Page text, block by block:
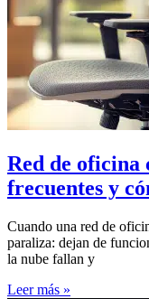
Red de oficina
frecuentes y
Cuando una red de
paraliza: dejan de
la nube fallan y
Leer más »